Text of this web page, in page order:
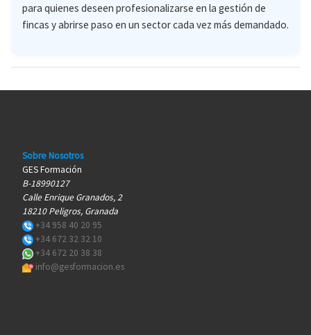
para quienes deseen profesionalizarse en la gestión de
fincas y abrirse paso en un sector cada vez más demandado.
Sobre Nosotros
GES Formación
B-18990127
Calle Enrique Granados, 2
18210 Peligros, Granada
+34 958 40 20 95
+34 672 32 32 10
+34 672 20 38 38
info@gesformacion.es